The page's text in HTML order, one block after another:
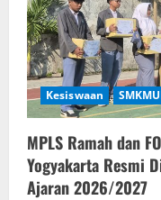
Kesiswaan
MPLS Ramah dan
Yogyakarta Resmi
Ajaran 2026/2027